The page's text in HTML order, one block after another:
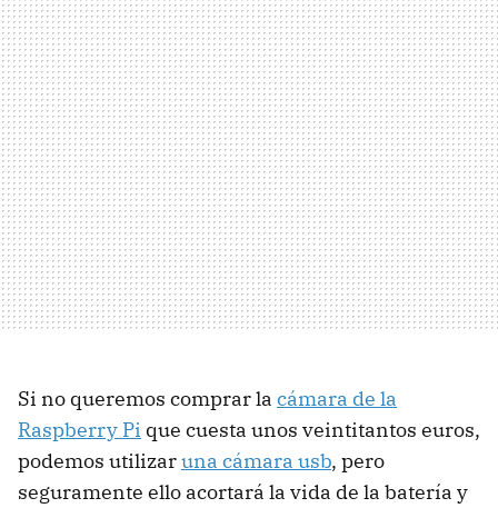
Si no queremos comprar la cámara de la
Raspberry Pi que cuesta unos veintitantos euros,
podemos utilizaruna cámara usb, pero
seguramente ello acortará la vida de la batería y